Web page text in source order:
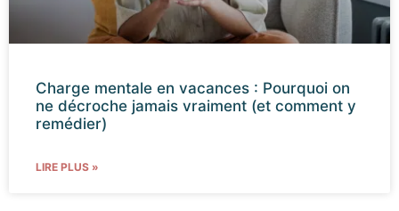
Charge mentale en vacances : Pourquoi on
ne décroche jamais vraiment (et comment y
remédier)
LIRE PLUS »